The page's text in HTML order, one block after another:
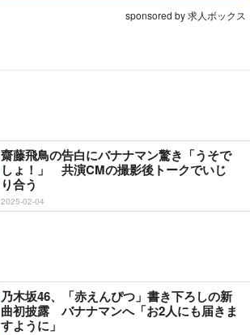
sponsored by 求人ボックス
齋藤飛鳥の告白にバナナマン驚き「うそで
しょ！」 共演CMの撮影後トークでいじ
り合う
2025-02-04
乃木坂46、「赤えんぴつ」書き下ろしの新
曲初披露 バナナマンへ「お2人にも届きま
すように」